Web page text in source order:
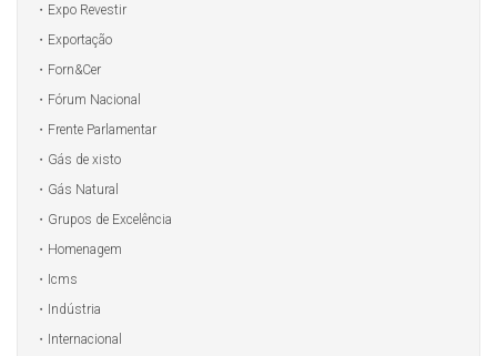
Expo Revestir
Exportação
Forn&Cer
Fórum Nacional
Frente Parlamentar
Gás de xisto
Gás Natural
Grupos de Excelência
Homenagem
Icms
Indústria
Internacional